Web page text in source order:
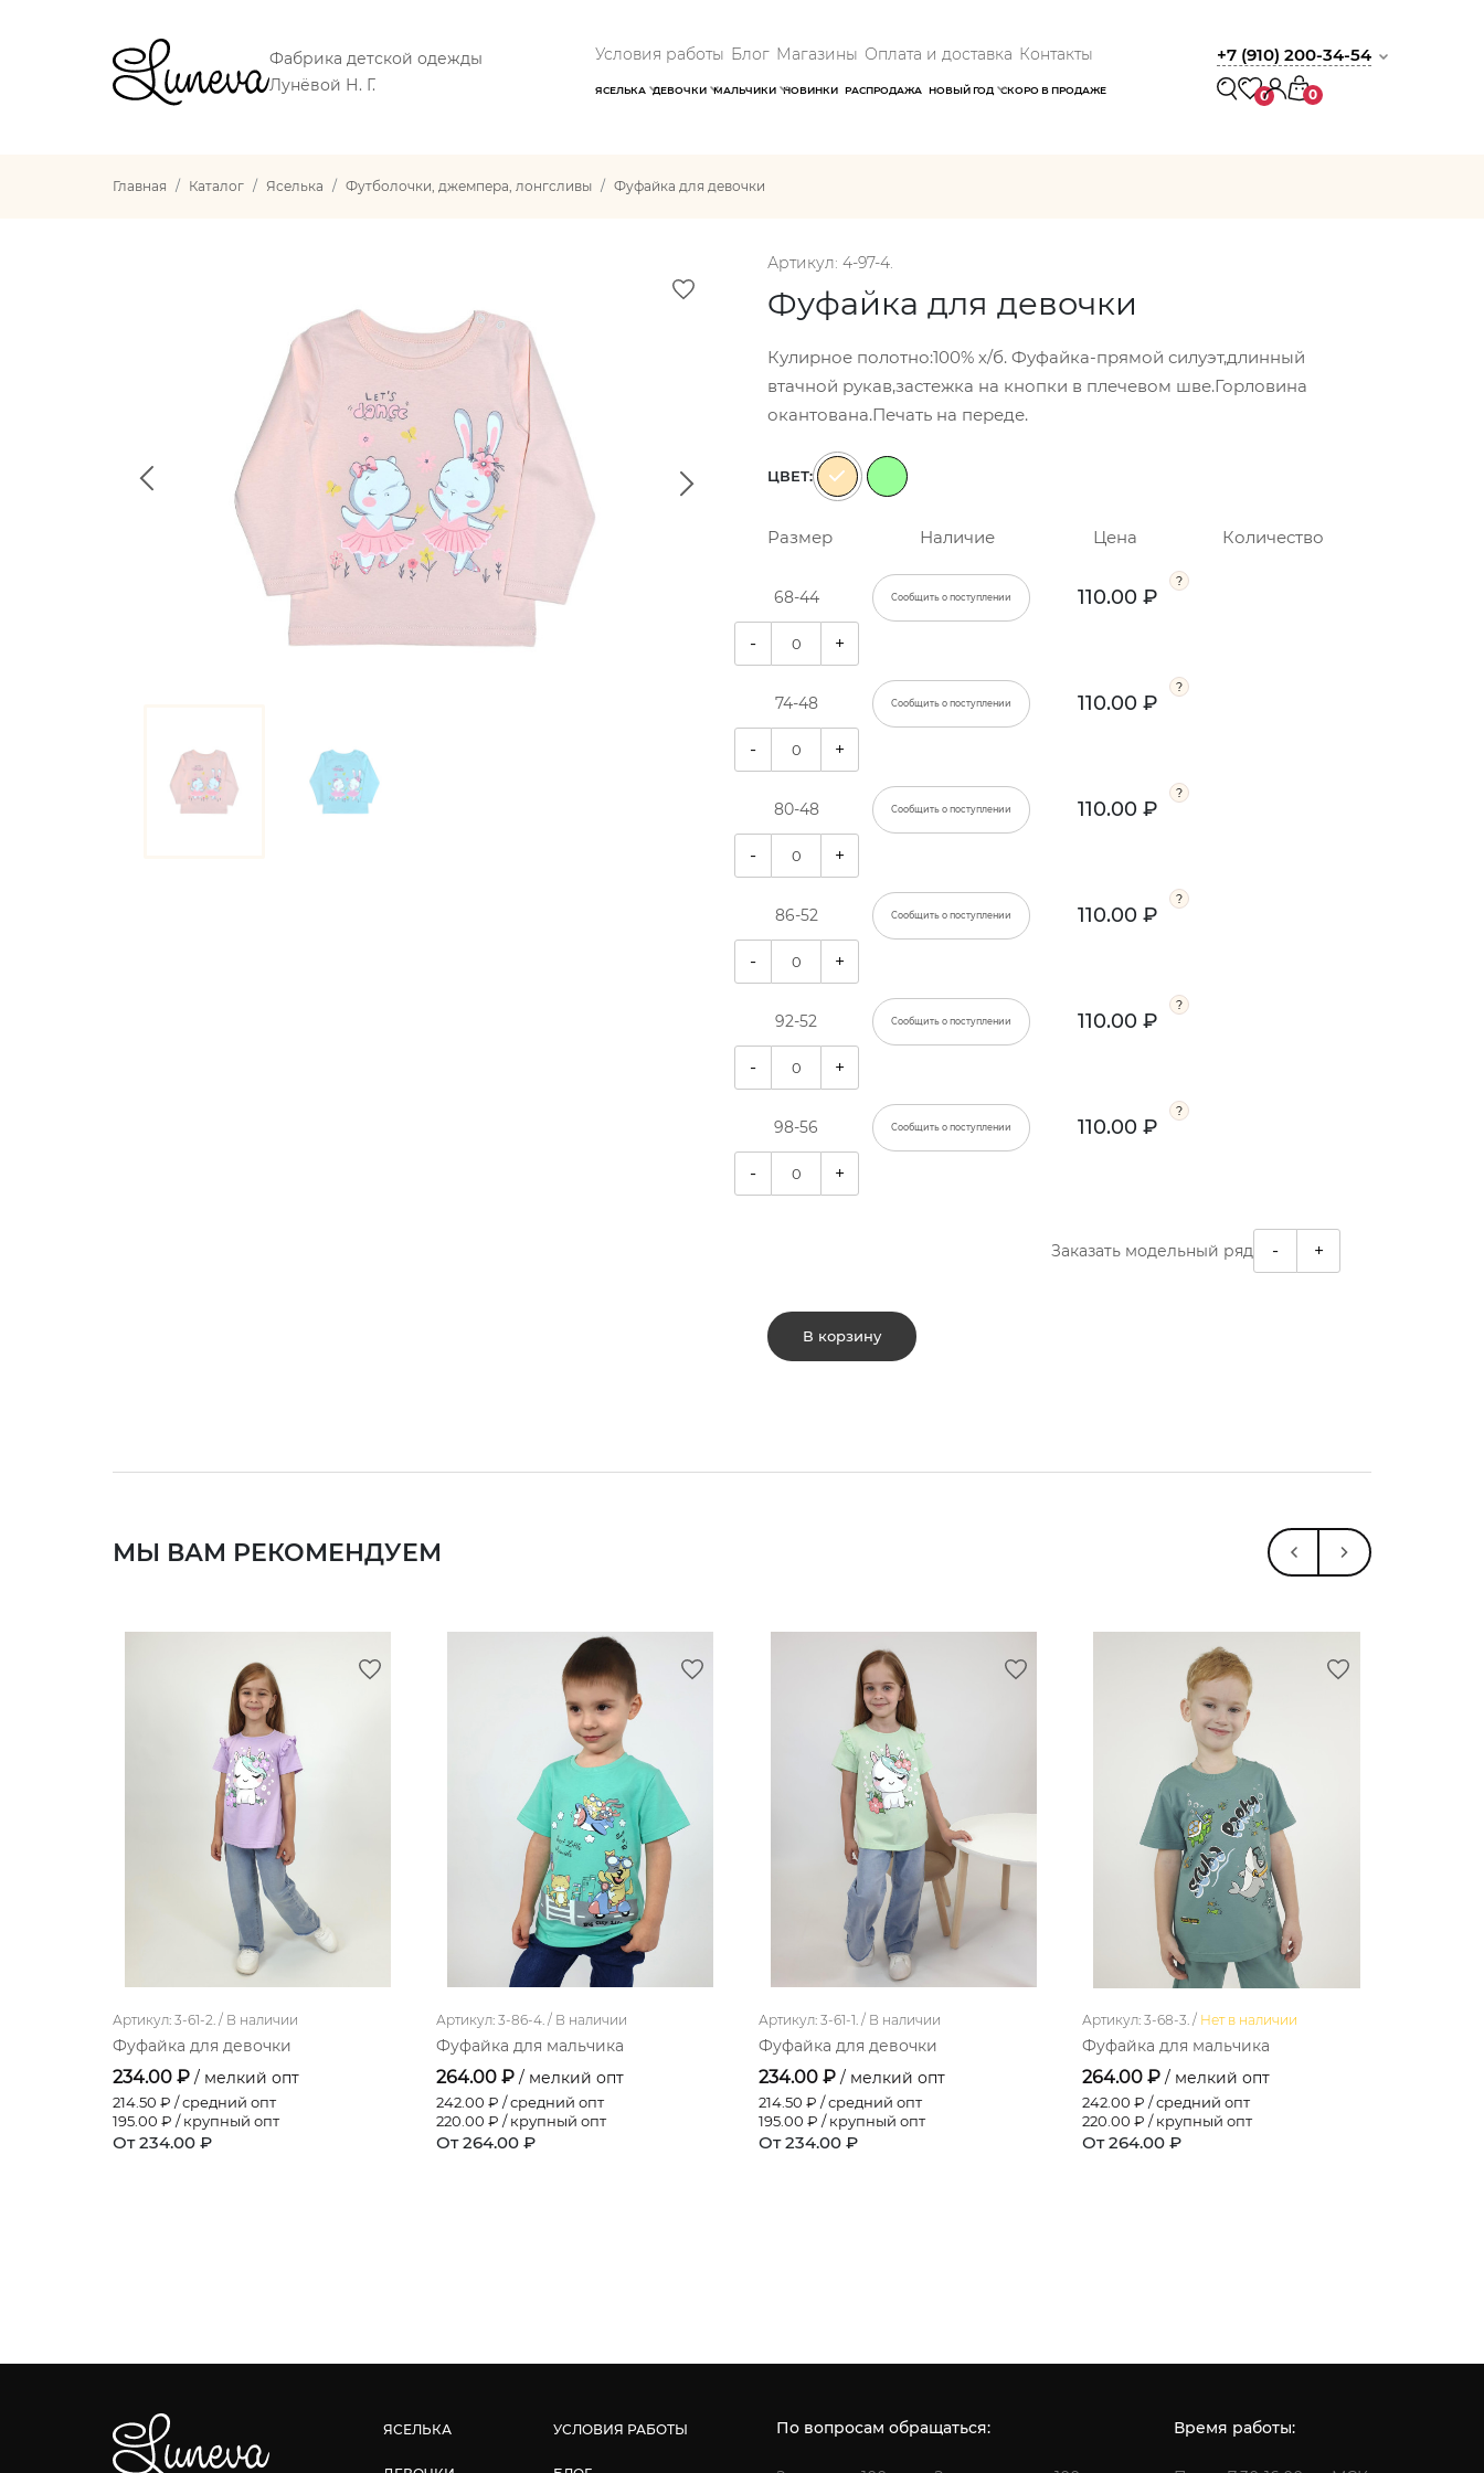
Фабрика детской одежды
Лунёвой Н. Г.
Условия работы Блог Магазины Оплата и доставка Контакты
ЯСЕЛЬКА ДЕВОЧКИ МАЛЬЧИКИ НОВИНКИ РАСПРОДАЖА НОВЫЙ ГОД СКОРО В ПРОДАЖЕ
+7 (910) 200-34-54
0 0
Главная Каталог Яселька Футболочки, джемпера, лонгсливы Фуфайка для девочки
Артикул: 4-97-4.
Фуфайка для девочки
Кулирное полотно:100% х/б. Фуфайка-прямой силуэт,длинный
втачной рукав,застежка на кнопки в плечевом шве.Горловина
окантована.Печать на переде.
ЦВЕТ:
Размер Наличие Цена Количество
68-44 Сообщить о поступлении 110.00 ₽
- +
74-48 Сообщить о поступлении 110.00 ₽
- +
80-48 Сообщить о поступлении 110.00 ₽
- +
86-52 Сообщить о поступлении 110.00 ₽
- +
92-52 Сообщить о поступлении 110.00 ₽
- +
98-56 Сообщить о поступлении 110.00 ₽
- +
Заказать модельный ряд - +
В корзину
МЫ ВАМ РЕКОМЕНДУЕМ
Артикул: 3-61-2. / В наличии
Фуфайка для девочки
234.00 ₽ / мелкий опт
214.50 ₽ / средний опт
195.00 ₽ / крупный опт
От 234.00 ₽
Артикул: 3-86-4. / В наличии
Фуфайка для мальчика
264.00 ₽ / мелкий опт
242.00 ₽ / средний опт
220.00 ₽ / крупный опт
От 264.00 ₽
Артикул: 3-61-1. / В наличии
Фуфайка для девочки
234.00 ₽ / мелкий опт
214.50 ₽ / средний опт
195.00 ₽ / крупный опт
От 234.00 ₽
Артикул: 3-68-3. / Нет в наличии
Фуфайка для мальчика
264.00 ₽ / мелкий опт
242.00 ₽ / средний опт
220.00 ₽ / крупный опт
От 264.00 ₽
ЯСЕЛЬКА УСЛОВИЯ РАБОТЫ По вопросам обращаться: Время работы: